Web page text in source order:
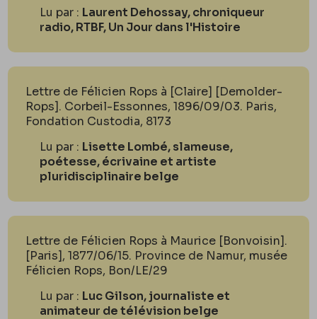
Lu par : Laurent Dehossay, chroniqueur
radio, RTBF, Un Jour dans l'Histoire
Lettre de Félicien Rops à [Claire] [Demolder-
Rops]. Corbeil-Essonnes, 1896/09/03. Paris,
Fondation Custodia, 8173
Lu par : Lisette Lombé, slameuse,
poétesse, écrivaine et artiste
pluridisciplinaire belge
Lettre de Félicien Rops à Maurice [Bonvoisin].
[Paris], 1877/06/15. Province de Namur, musée
Félicien Rops, Bon/LE/29
Lu par : Luc Gilson, journaliste et
animateur de télévision belge